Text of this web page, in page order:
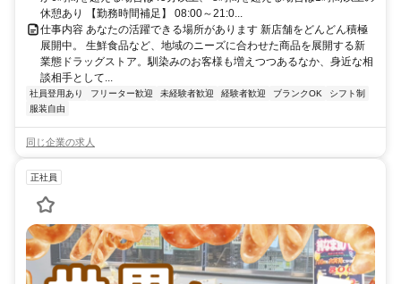
休憩あり 【勤務時間補足】 08:00～21:0...
仕事内容 あなたの活躍できる場所があります 新店舗をどんどん積極
展開中。 生鮮食品など、地域のニーズに合わせた商品を展開する新
業態ドラッグストア。馴染みのお客様も増えつつあるなか、身近な相
談相手として...
社員登用あり フリーター歓迎 未経験者歓迎 経験者歓迎 ブランクOK
シフト制
服装自由
同じ企業の求人
正社員